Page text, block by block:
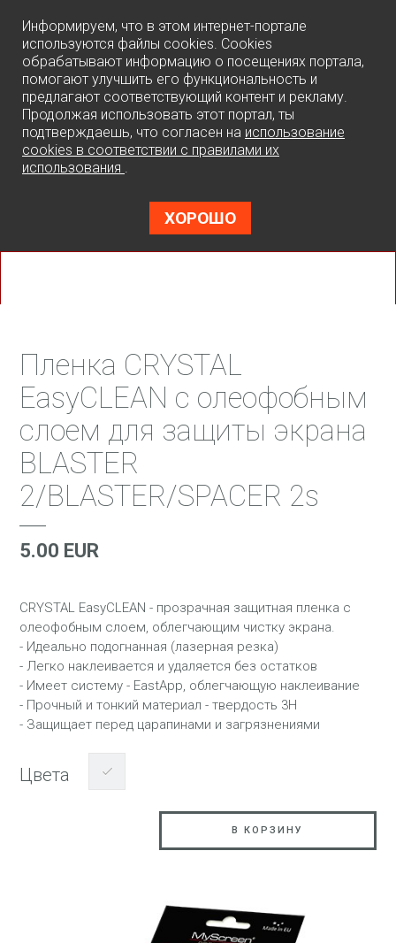
Информируем, что в этом интернет-портале
используются файлы cookies. Cookies
обрабатывают информацию о посещениях портала,
помогают улучшить его функциональность и
предлагают соответствующий контент и рекламу.
Продолжая использовать этот портал, ты
подтверждаешь, что согласен на использование
cookies в соответствии с правилами их
использования .
ХОРОШО
Пленка CRYSTAL
EasyCLEAN с олеофобным
слоем для защиты экрана
BLASTER
2/BLASTER/SPACER 2s
5.00 EUR
CRYSTAL EasyCLEAN - прозрачная защитная пленка с
олеофобным слоем, облегчающим чистку экрана.
- Идеально подогнанная (лазерная резка)
- Легко наклеивается и удаляется без остатков
- Имеет систему - EastApp, облегчающую наклеивание
- Прочный и тонкий материал - твердость 3H
- Защищает перед царапинами и загрязнениями
Цвета
В КОРЗИНУ